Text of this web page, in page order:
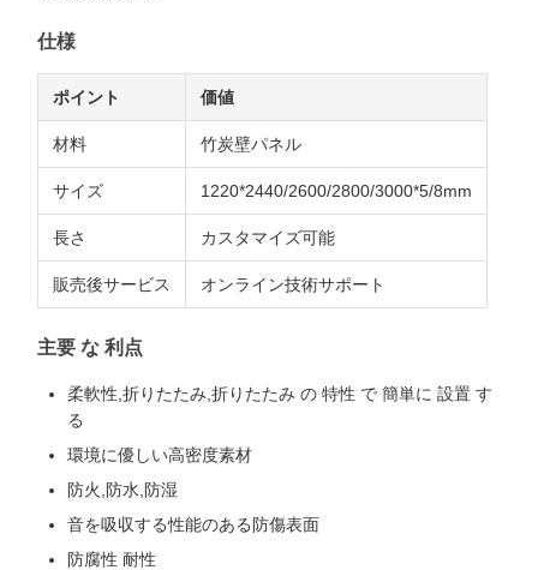
仕様
ポイント 価値
材料 竹炭壁パネル
サイズ 1220*2440/2600/2800/3000*5/8mm
長さ カスタマイズ可能
販売後サービス オンライン技術サポート
主要 な 利点
柔軟性,折りたたみ,折りたたみ の 特性 で 簡単に 設置 す
る
環境に優しい高密度素材
防火,防水,防湿
音を吸収する性能のある防傷表面
防腐性 耐性